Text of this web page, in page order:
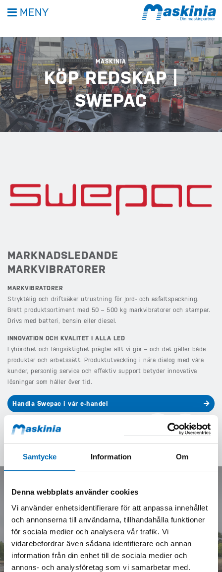
Samtycke Information Om
Denna webbplats använder cookies
Vi använder enhetsidentifierare för att anpassa innehållet
och annonserna till användarna, tillhandahålla funktioner
för sociala medier och analysera vår trafik. Vi
vidarebefordrar även sådana identifierare och annan
information från din enhet till de sociala medier och
annons- och analysföretag som vi samarbetar med.
MENY
MASKINIA
KÖP REDSKAP |
SWEPAC
MARKNADSLEDANDE
MARKVIBRATORER
MARKVIBRATORER
Stryktålig och driftsäker utrustning för jord- och asfaltspackning.
Brett produktsortiment med 50 – 500 kg markvibratorer och stampar.
Drivs med batteri, bensin eller diesel.
INNOVATION OCH KVALITET I ALLA LED
Lyhördhet och långsiktighet präglar allt vi gör – och det gäller både
produkter och arbetssätt. Produktutveckling i nära dialog med våra
kunder, personlig service och effektiv support betyder innovativa
lösningar som håller över tid.
Handla Swepac i vår e-handel
Klicka här för att hitta mer information om Swepacs
TILLSAMMANS MED VÅRA KUNDER BYGGER VI
FRAMTIDA SVERIGE
VÅRA STRATEGISKA GRUNDSTENAR
Kompletta leveranser med kunderna i centrum
Engagerade och kompetenta medarbetare
Framåtanda är vår vardag, det driver utveckling